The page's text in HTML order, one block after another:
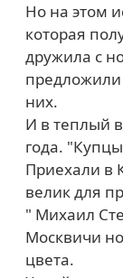
Но на этом
которая
дружила с
предложили
них.
И в теплый
года.
Приехали в
велик для
" Михаил
Москвичи
цвета.